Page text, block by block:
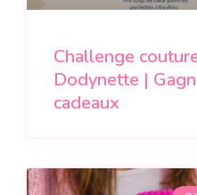
Challenge
Dodynette |
cadeaux